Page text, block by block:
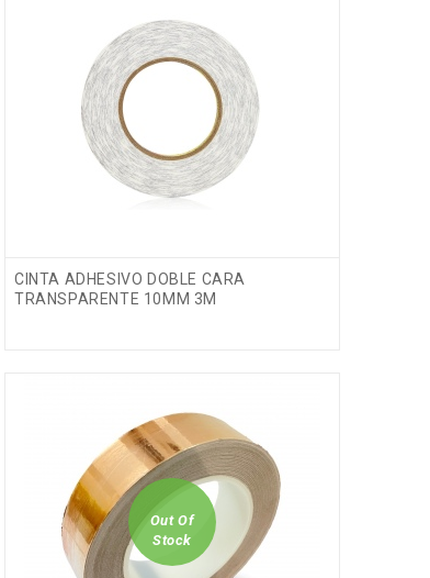
CINTA ADHESIVO DOBLE CARA
TRANSPARENTE 10MM 3M
Out Of
Stock